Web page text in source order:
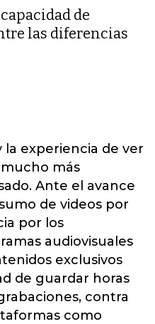
de
las diferencias
la experiencia de ver
más
Ante el avance
de videos por
por los
audiovisuales
exclusivos
de guardar horas
contra
como